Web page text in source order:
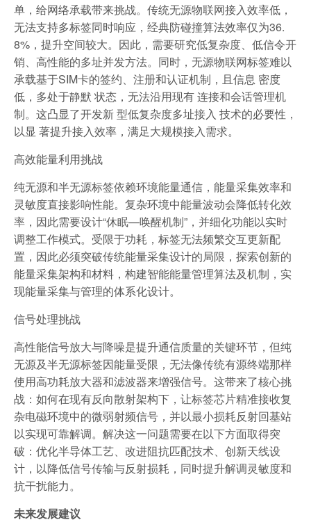
单，给网络承载带来挑战。传统无源物联网接入效率低，
无法支持多标签同时响应，经典防碰撞算法效率仅为36.
8%，提升空间较大。因此，需要研究低复杂度、低信令开
销、高性能的多址并发方法。同时，无源物联网标签难以
承载基于SIM卡的签约、注册和认证机制，且信息 密度
低，多处于静默 状态，无法沿用现有 连接和会话管理机
制。这凸显了开发新 型低复杂度多址接入 技术的必要性，
以显 著提升接入效率，满足大规模接入需求。
高效能量利用挑战
纯无源和半无源标签依赖环境能量通信，能量采集效率和
灵敏度直接影响性能。复杂环境中能量波动会降低转化效
率，因此需要设计“休眠—唤醒机制”，并细化功能以实时
调整工作模式。受限于功耗，标签无法频繁交互更新配
置，因此必须突破传统能量采集设计的局限，探索创新的
能量采集架构和材料，构建智能能量管理算法及机制，实
现能量采集与管理的体系化设计。
信号处理挑战
高性能信号放大与降噪是提升通信质量的关键环节，但纯
无源及半无源标签因能量受限，无法像传统有源终端那样
使用高功耗放大器和滤波器来增强信号。这带来了核心挑
战：如何在现有反向散射架构下，让标签芯片精准接收复
杂电磁环境中的微弱射频信号，并以最小损耗反射回基站
以实现可靠解调。解决这一问题需要在以下方面取得突
破：优化半导体工艺、改进阻抗匹配技术、创新天线设
计，以降低信号传输与反射损耗，同时提升解调灵敏度和
抗干扰能力。
未来发展建议